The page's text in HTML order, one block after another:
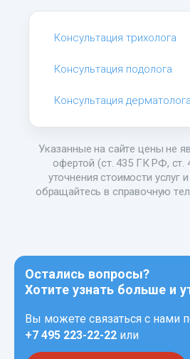
Консультация трихолога
Консультация подолога
Консультация дерматолога
Указанные на сайте цены не
офертой (ст. 435 ГК РФ,
уточнения стоимости услуг
обращайтесь в справочную
Остались вопросы?
Хотите узнать больше и
Вы можете связаться с нами
+7 495 223-22-22 или